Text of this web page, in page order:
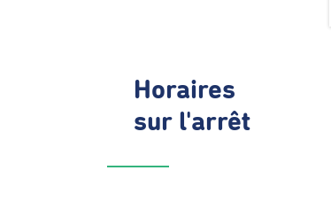
Horaires
sur l'arrêt